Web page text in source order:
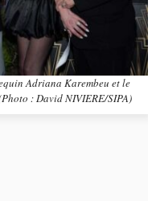
Adriana Karembeu et le
: David NIVIERE/SIPA)